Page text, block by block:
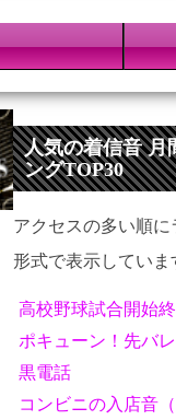
人気の着信音 月
ングTOP30
アクセスの多い順に
形式で表示していま
高校野球試合開始
黒電話
コンビニの入店音（